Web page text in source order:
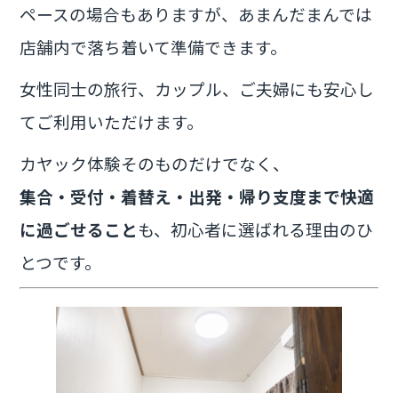
ペースの場合もありますが、あまんだまんでは
店舗内で落ち着いて準備できます。
女性同士の旅行、カップル、ご夫婦にも安心し
てご利用いただけます。
カヤック体験そのものだけでなく、
集合・受付・着替え・出発・帰り支度まで快適
に過ごせることも、初心者に選ばれる理由のひ
とつです。